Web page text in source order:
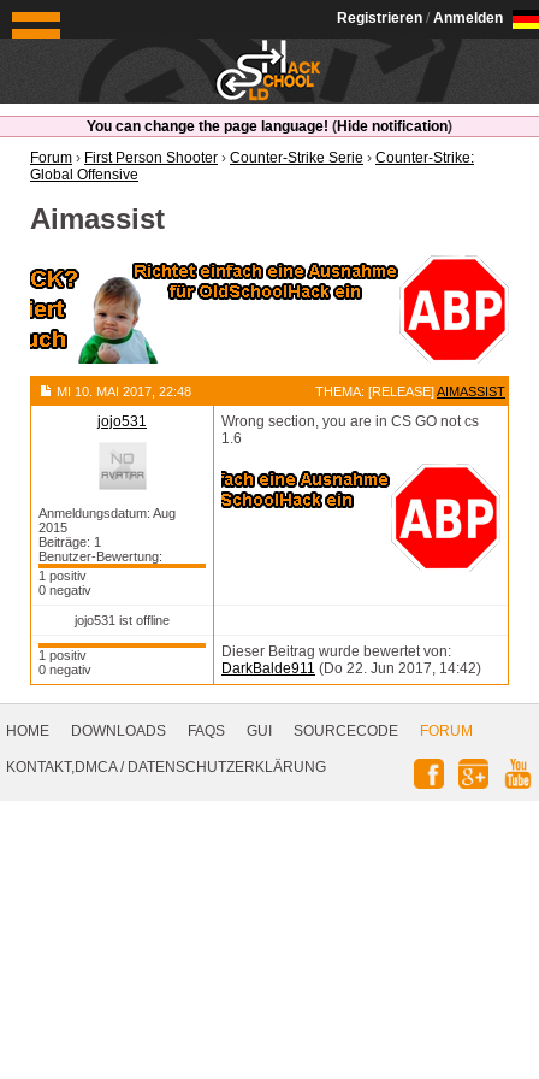
OldSchoolHack
Registrieren / Anmelden
You can change the page language! (Hide notification)
Forum › First Person Shooter › Counter-Strike Serie › Counter-Strike:
Global Offensive
Aimassist
MI 10. MAI 2017, 22:48 THEMA: [RELEASE]AIMASSIST
jojo531
Anmeldungsdatum: Aug
2015
Beiträge: 1
Benutzer-Bewertung:
1 positiv
0 negativ
Wrong section, you are in CS GO not cs
1.6
jojo531 ist offline
1 positiv
0 negativ
Dieser Beitrag wurde bewertet von:
DarkBalde911 (Do 22. Jun 2017, 14:42)
Navigation
HOME DOWNLOADS FAQS GUI SOURCECODE
FORUM
KONTAKT,DMCA/ DATENSCHUTZERKLÄRUNG